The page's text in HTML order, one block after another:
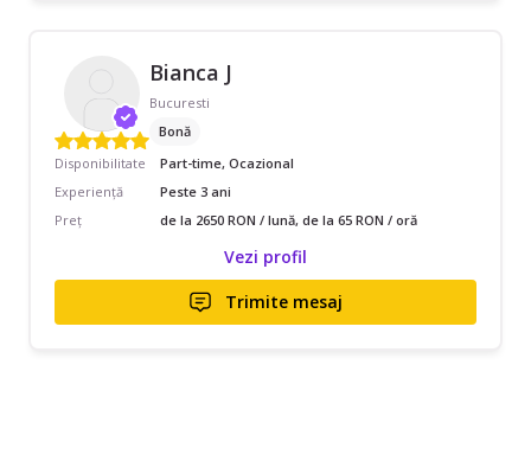
Bianca J
Bucuresti
Bonă
Disponibilitate
Part-time, Ocazional
Experiență
Peste 3 ani
Preț
de la 2650 RON / lună, de la 65 RON / oră
Vezi profil
Trimite mesaj